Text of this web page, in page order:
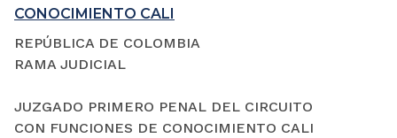
CONOCIMIENTO CALI
REPÚBLICA DE COLOMBIA
RAMA JUDICIAL
JUZGADO PRIMERO PENAL DEL CIRCUITO
CON FUNCIONES DE CONOCIMIENTO CALI